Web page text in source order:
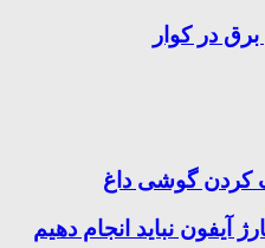
در کوار
کردن گوشی داغ
آیفون نباید انجام دهیم